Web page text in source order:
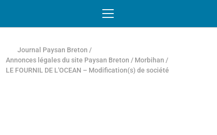
Journal Paysan Breton /
Annonces légales du site Paysan Breton / Morbihan /
LE FOURNIL DE L'OCEAN – Modification(s) de société